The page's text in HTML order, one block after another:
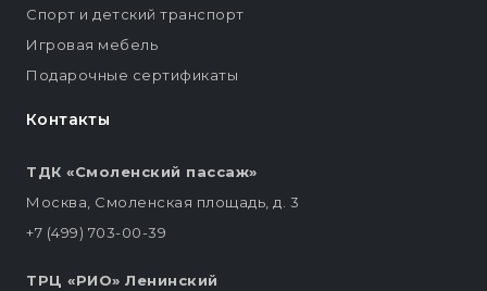
Контакты
ТДК «Смоленский пассаж»
Москва, Смоленская площадь, д. 3
+7 (499) 703-00-39
ТРЦ «РИО» Ленинский
Спорт и детский транспорт
Игровая мебель
Подарочные сертификаты